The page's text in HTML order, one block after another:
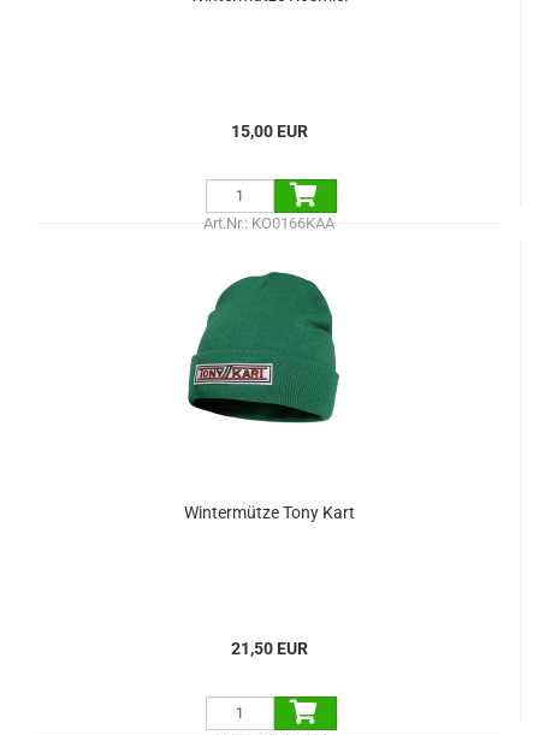
15,00 EUR
Art.Nr.: KO0166KAA
Wintermütze Tony Kart
21,50 EUR